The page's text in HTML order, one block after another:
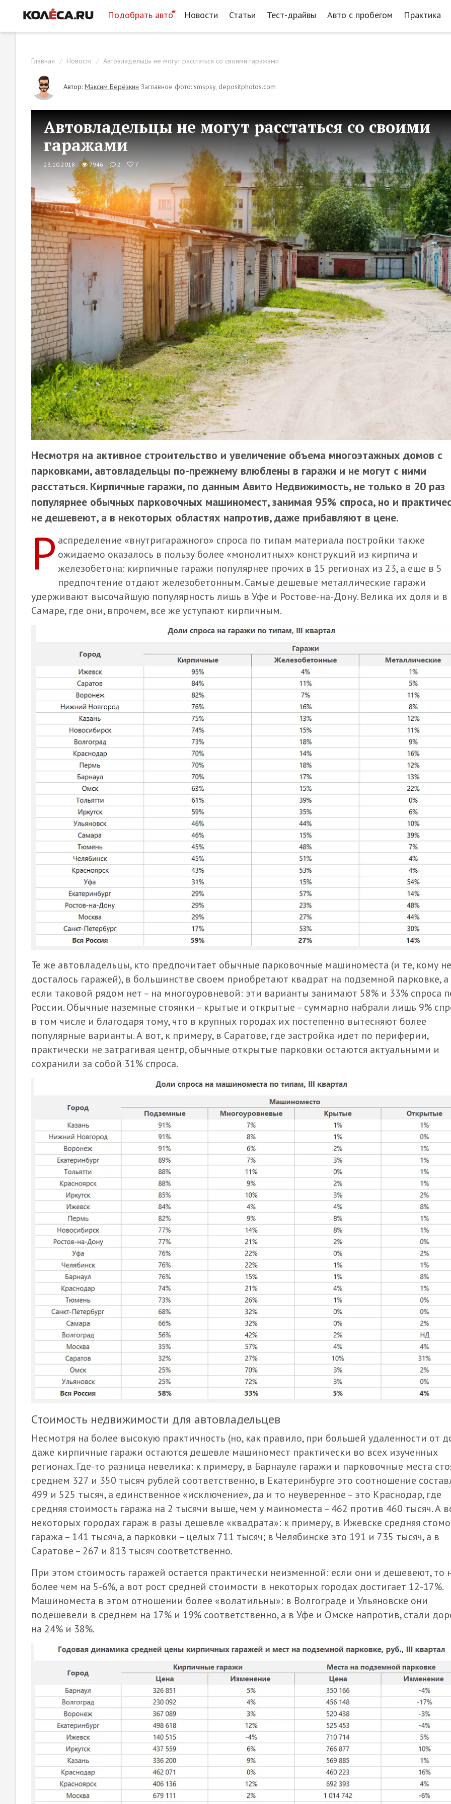
Подобрать авто Новости Статьи Тест-драйвы Авто с пробегом Практика
Главная Новости Автовладельцы не могут расстаться со своими гаражами
Автор: Максим Берёзкин Заглавное фото: smspsy, depositphotos.com
Автовладельцы не могут расстаться со своими
гаражами
23.10.2018 7946 2 7
Несмотря на активное строительство и увеличение объема многоэтажных домов с
парковками, автовладельцы по-прежнему влюблены в гаражи и не могут с ними
расстаться. Кирпичные гаражи, по данным Авито Недвижимость, не только в 20 раз
популярнее обычных парковочных машиномест, занимая 95% спроса, но и
не дешевеют, а в некоторых областях напротив, даже прибавляют в цене.
Р аспределение «внутригаражного» спроса по типам материала постройки также
ожидаемо оказалось в пользу более «монолитных» конструкций из кирпича и
железобетона: кирпичные гаражи популярнее прочих в 15 регионах из 23, а еще в 5
предпочтение отдают железобетонным. Самые дешевые металлические гаражи
удерживают высочайшую популярность лишь в Уфе и Ростове-на-Дону. Велика их доля и в
Самаре, где они, впрочем, все же уступают кирпичным.
Те же автовладельцы, кто предпочитает обычные парковочные машиноместа (и те, кому не
досталось гаражей), в большинстве своем приобретают квадрат на подземной парковке, а
если таковой рядом нет – на многоуровневой: эти варианты занимают 58% и 33% спроса
России. Обычные наземные стоянки – крытые и открытые – суммарно набрали лишь 9%
в том числе и благодаря тому, что в крупных городах их постепенно вытесняют более
популярные варианты. А вот, к примеру, в Саратове, где застройка идет по периферии,
практически не затрагивая центр, обычные открытые парковки остаются актуальными и
сохранили за собой 31% спроса.
Стоимость недвижимости для автовладельцев
Несмотря на более высокую практичность (но, как правило, при большей удаленности от
даже кирпичные гаражи остаются дешевле машиномест практически во всех изученных
регионах. Где-то разница невелика: к примеру, в Барнауле гаражи и парковочные места
среднем 327 и 350 тысяч рублей соответственно, в Екатеринбурге это соотношение
499 и 525 тысяч, а единственное «исключение», да и то неуверенное – это Краснодар, где
средняя стоимость гаража на 2 тысячи выше, чем у маиноместа – 462 против 460 тысяч. А
некоторых городах гараж в разы дешевле «квадрата»: к примеру, в Ижевске средняя
гаража – 141 тысяча, а парковки – целых 711 тысяч; в Челябинске это 191 и 735 тысяч, а в
Саратове – 267 и 813 тысяч соответственно.
При этом стоимость гаражей остается практически неизменной: если они и дешевеют, то
более чем на 5-6%, а вот рост средней стоимости в некоторых городах достигает 12-17%.
Машиноместа в этом отношении более «волатильны»: в Волгограде и Ульяновске они
подешевели в среднем на 17% и 19% соответственно, а в Уфе и Омске напротив, стали
на 24% и 38%.